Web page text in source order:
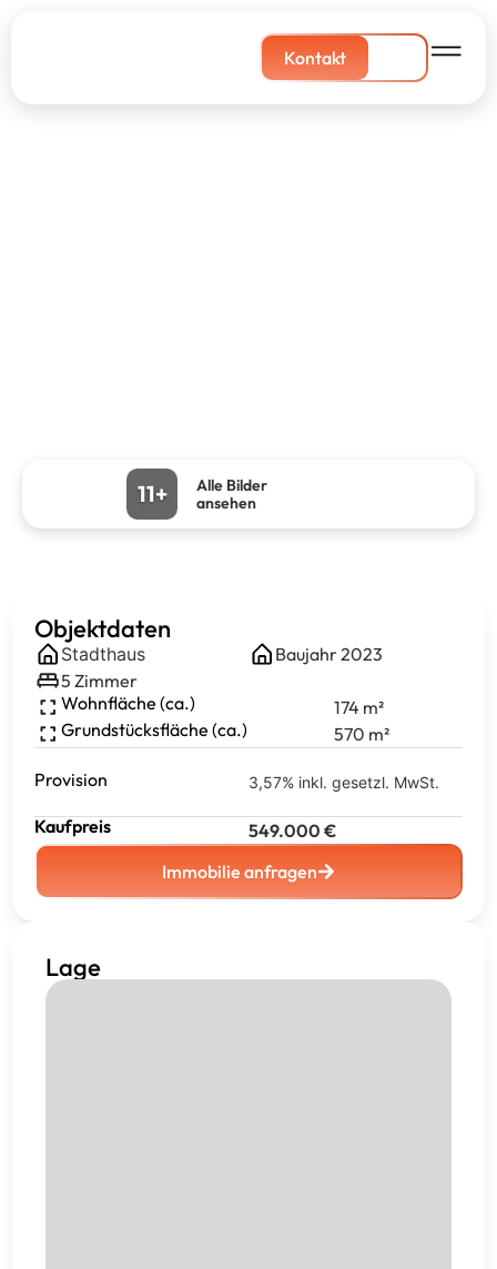
Kontakt
11+
Alle Bilder
ansehen
Objektdaten
Stadthaus Baujahr2023
5 Zimmer
Wohnfläche (ca.)
174 m²
Grundstücksfläche (ca.)
570 m²
Provision 3,57% inkl. gesetzl. MwSt.
Kaufpreis 549.000 €
Immobilie anfragen
Lage